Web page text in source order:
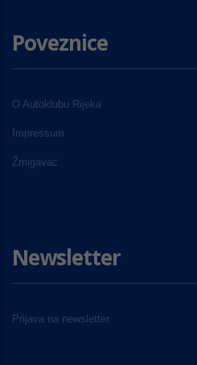
Poveznice
O Autoklubu Rijeka
Impressum
Žmigavac
Newsletter
Prijava na newsletter